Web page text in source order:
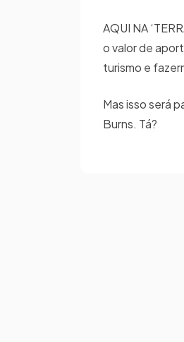
AQUI NA
o valor de
turismo e
Mas isso será
Burns. Tá?